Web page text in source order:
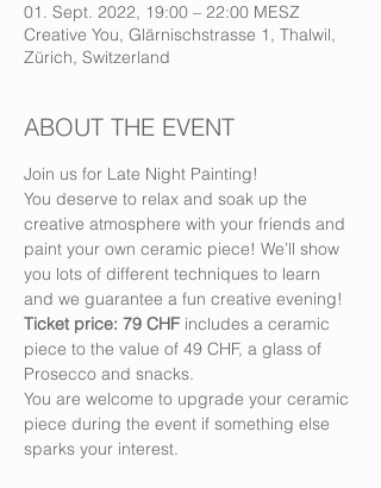
01. Sept. 2022, 19:00 – 22:00 MESZ
Creative You, Glärnischstrasse 1, Thalwil,
Zürich, Switzerland
ABOUT THE EVENT
Join us for Late Night Painting!
You deserve to relax and soak up the
creative atmosphere with your friends and
paint your own ceramic piece! We’ll show
you lots of different techniques to learn
and we guarantee a fun creative evening!
Ticket price: 79 CHF includes a ceramic
piece to the value of 49 CHF, a glass of
Prosecco and snacks.
You are welcome to upgrade your ceramic
piece during the event if something else
sparks your interest.